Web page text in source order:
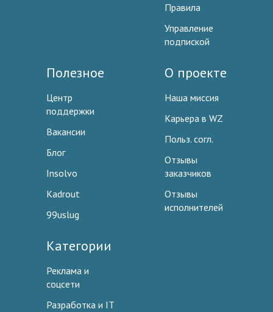
Правила
Управление
подпиской
Полезное
Центр
поддержки
Вакансии
Блог
Insolvo
Kadrout
99uslug
О проекте
Наша миссия
Карьера в WZ
Польз. согл.
Отзывы
заказчиков
Отзывы
исполнителей
Категории
Реклама и
соцсети
Разработка и IT